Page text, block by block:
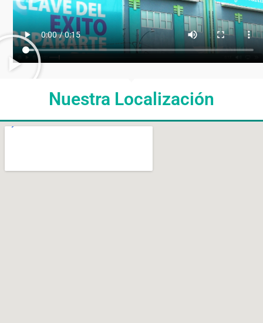
Nuestra Localización